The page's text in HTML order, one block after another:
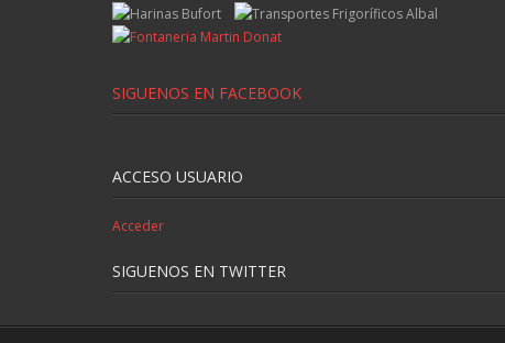
SIGUENOS EN FACEBOOK
ACCESO USUARIO
Acceder
SIGUENOS EN TWITTER